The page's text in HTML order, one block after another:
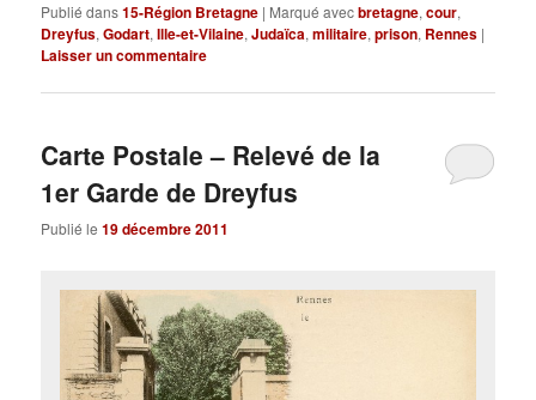
Publié dans15-Région Bretagne | Marqué avecbretagne,cour,
Dreyfus,Godart,Ille-et-Vilaine,Judaïca,militaire,prison, Rennes |
Laisser un commentaire
Carte Postale – Relevé de la
1er Garde de Dreyfus
Publié le19 décembre 2011